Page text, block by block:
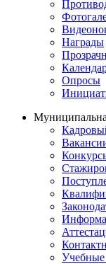
Награды
Опросы
Учебные